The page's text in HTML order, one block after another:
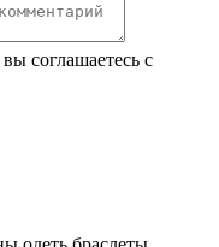
соглашаетесь с